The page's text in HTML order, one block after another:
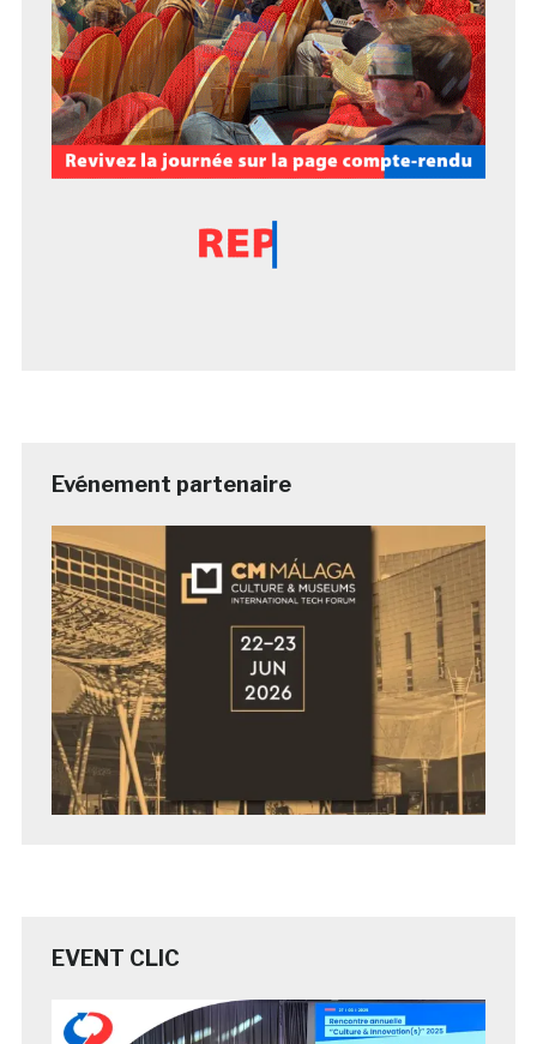
Evénement partenaire
EVENT CLIC